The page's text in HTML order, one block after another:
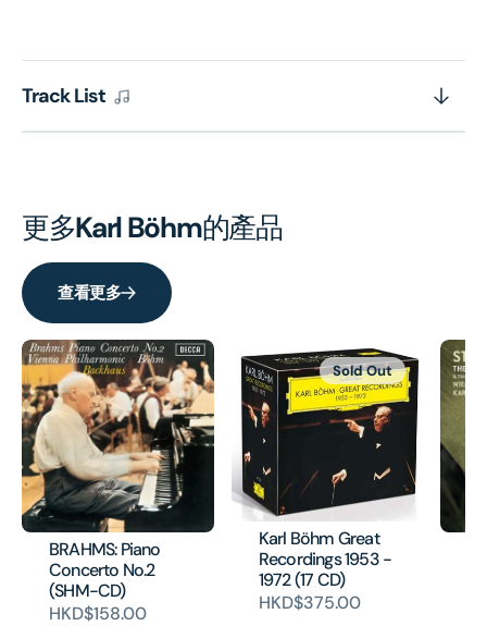
Track List
更多Karl Böhm的產品
查看更多
BRAHMS: Piano
Concerto No.2
(SHM-CD)
HKD$158.00
Karl Böhm Great
Recordings 1953 -
1972 (17 CD)
HKD$375.00
Sold Out